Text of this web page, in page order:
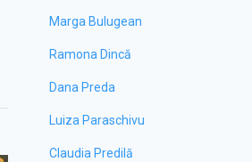
Marga Bulugean
Ramona Dincă
Dana Preda
Luiza Paraschivu
Claudia Predilă